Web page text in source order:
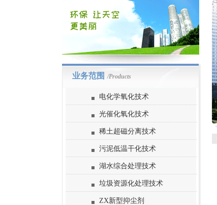
业务范围 /Products
电化学氧化技术
光催化氧化技术
稀土超磁分离技术
污泥低温干化技术
湖水综合处理技术
垃圾资源化处理技术
ZX新型抑尘剂